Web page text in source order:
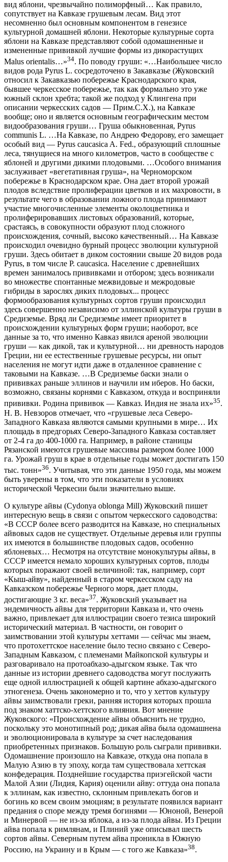
вид яблони, чрезвычайно полиморфный… Как правило,
сопутствует на Кавказе грушевым лесам. Вид этот
несомненно был основным компонентом в генезисе
культурной домашней яблони. Некоторые культурные сорта
яблони на Кавказе представляют собой одомашненные и
измененные прививкой лучшие формы из дикорастущих
Malus orientalis…»34. По поводу груши: «…Наибольшее число
видов рода Pyrus L. сосредоточено в Закавказье (Жуковский
относил к Закавказью побережье Краснодарского края,
бывшее черкесское побережье, так как формально это уже
южный склон хребта; такой же подход у Клингена при
описании черкесских садов — Прим.С.Х.), на Кавказе
вообще; оно и является основным географическим местом
видообразования груши… Груша обыкновенная, Pyrus
communis L. …На Кавказе, по Андрею Федорову, его замещает
особый вид — Pyrus caucasica A. Fed., образующий сплошные
леса, тянущиеся на много километров, часто в сообществе с
яблоней и другими дикими плодовыми. …Особого внимания
заслуживает «вегетативная груша», на Черноморском
побережье в Краснодарском крае. Она дает второй урожай
плодов вследствие пролиферации цветков и их махровости, в
результате чего в образовании ложного плода принимают
участие многочисленные элементы околоцветника и
пролиферировавших листовых образований, которые,
срастаясь, в совокупности образуют плод сложного
происхождения, сочный, высоко качественный… На Кавказе
происходил очевидно бурный процесс эволюции культурной
груши. Здесь обитает в диком состоянии свыше 20 видов рода
Pyrus, в том числе P. caucasica. Население с древнейших
времен занималось прививками и отбором; здесь возникали
во множестве спонтанные межвидовые и межродовые
гибриды в зарослях диких плодовых... процесс
формообразования культурных сортов груши происходил
здесь совершенно независимо от эллинской культуры груши в
Средиземье. Вряд ли Средиземье имеет приоритет в
происхождении культурных форм груши; наоборот, все
данные за то, что именно Кавказ явился ареной эволюции
груши — как дикой, так и культурной… ни древность народов
Греции, ни ее естественные грушевые ресурсы, ни опыт
населения не могут идти даже в отдаленное сравнение с
таковыми на Кавказе. …В Средиземье баски знали о
прививках раньше эллинов и научили им иберов. Но баски,
возможно, связаны корнями с Кавказом, откуда и восприняли
прививки. Родина прививок — Кавказ. Индия не знала их»35.
Н. В. Невзоров отмечает, что «грушевые леса Северо-
Западного Кавказа являются самыми крупными в мире… Их
площадь в предгорьях Северо-Западного Кавказа составляет
от 2-4 га до 400-1000 га. Например, в районе станицы
Рязанской имеются грушевые массивы размером более 1000
га. Урожай груш в крае в отдельные годы может достигать 150
тыс. тонн»36. Учитывая, что эти данные 1950 года, мы можем
быть уверены в том, что эти показатели в условиях
исторической Черкесии были значительно выше.
О культуре айвы (Cydonya oblonga Mill) Жуковский пишет
интересную вещь в связи с опытом черкесского садоводства:
«В СССР более всего разводится на Кавказе, но специальных
айвовых садов не существует. Отдельные деревья или группы
их имеются в большинстве плодовых садов, особенно
яблоневых… Несмотря на отсутствие монокультуры айвы, в
СССР имеется немало хороших культурных сортов, плоды
которых поражают своей величиной: так, например, сорт
«Кыш-айву», найденный в старом черкесском саду на
Кавказском побережье Черного моря, дает плоды,
достигающие 3 кг. веса»37. Жуковский указывает на
эндемичность айвы для территории Кавказа и, что очень
важно, привлекает для иллюстрации своего тезиса широкий
исторический материал. В частности, он говорит о
заимствовании этой культуры хеттами — сейчас мы знаем,
что протохеттское население было тесно связано с Северо-
Западным Кавказом, с племенами Майкопской культуры и
разговаривало на протоабхазо-адыгском языке. Так что
данные из истории древнего садоводства могут послужить
еще одной иллюстрацией к общей картине абхазо-адыгского
этногенеза. Очень закономерно и то, что у хеттов культуру
айвы заимствовали греки, ранняя история которых прошла
под знаком хаттско-хеттского влияния. Вот мнение
Жуковского: «Происхождение айвы объяснить не трудно,
поскольку это монотипный род; дикая айва была одомашнена
и эволюционировала в культуре за счет наследования
приобретенных признаков. Большую роль сыграли прививки.
Одомашнение произошло на Кавказе, откуда она попала в
Малую Азию в ту эпоху, когда там существовала хеттская
конфедерация. Позднейшие государства приэгейской части
Малой Азии (Лидия, Кария) оценили айву: оттуда она попала
к эллинам, как известно, склонным привлекать богов и
богинь ко всем своим эмоциям; в результате появился вариант
предания о споре между тремя богинями — Юноной, Венерой
и Минервой — не из-за яблока, а из-за плода айвы. Из Греции
айва попала к римлянам, и Плиний уже описывал шесть
сортов айвы. Северным путем айва проникла в Южную
Россию, на Украину и в Крым — с того же Кавказа»38.